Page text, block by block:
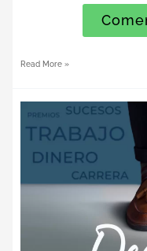
Read More »
versículos
bíblicos
de